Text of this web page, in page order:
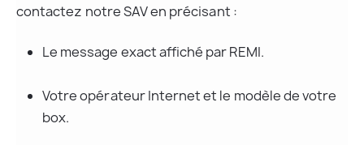
contactez notre SAV en précisant :
Le message exact affiché par REMI.
Votre opérateur Internet et le modèle de votre
box.